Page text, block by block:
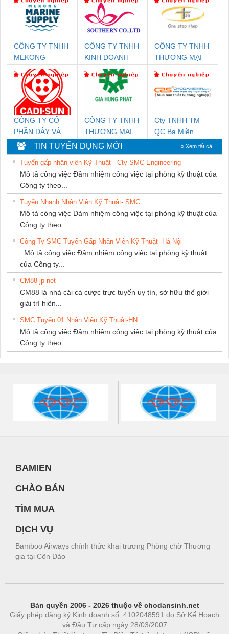
CÔNG TY TNHH
MEKONG
MARINE SUPPLY
CÔNG TY TNHH
KINH DOANH
DỊCH VỤ XNK
PHƯƠNG NAM
CÔNG TY TNHH
THƯƠNG MẠI
NAM
CÔNG TY CỔ
PHẦN DÂY VÀ
CÁP ĐIỆN
THƯỢNG ĐÌNH
CÔNG TY TNHH
THƯƠNG MẠI
DỊCH VỤ KỸ
THUẬT ĐIỆN CƠ
GIA HƯNG
PHÁT
Cty TNHH TM
QC Ba Miền
TIN TUYỂN DỤNG MỚI » Xem tất cả
Tuyển gấp nhân viên Kỹ Thuật - Cty SMC Engineering
Mô tả công việc Đảm nhiệm công việc tại phòng kỹ thuật của
Công ty theo...
Tuyển Nhanh Nhân Viên Kỹ Thuật- SMC
Mô tả công việc Đảm nhiệm công việc tại phòng kỹ thuật của
Công ty theo...
Công Ty SMC Tuyển Gấp Nhân Viên Kỹ Thuật- Hà Nội
Mô tả công việc Đảm nhiệm công việc tại phòng kỹ thuật
của Công ty...
CM88 jp net
CM88 là nhà cái cá cược trực tuyến uy tín, sở hữu thế giới
giải trí hiện...
SMC Tuyển 01 Nhân Viên Kỹ Thuật-HN
Mô tả công việc Đảm nhiệm công việc tại phòng kỹ thuật của
Công ty theo...
BAMIEN
CHÀO BÁN
TÌM MUA
DỊCH VỤ
Bamboo Airways chính thức khai trương Phòng chờ Thương
gia tại Côn Đảo
Bản quyền 2006 - 2026 thuộc về chodansinh.net
Giấy phép đăng ký Kinh doanh số: 4102048591 do Sở Kế Hoạch
và Đầu Tư cấp ngày 28/03/2007